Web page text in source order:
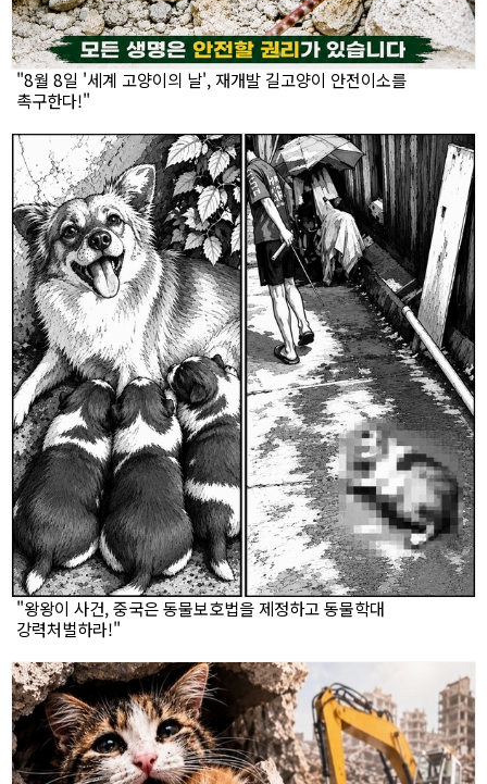
"8월 8일 '세계 고양이의 날', 재개발 길고양이 안전이소를
촉구한다!"
"왕왕이 사건, 중국은 동물보호법을 제정하고 동물학대
강력처벌하라!"